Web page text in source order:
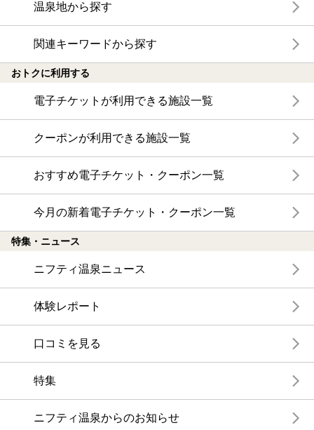
温泉地から探す
関連キーワードから探す
おトクに利用する
電子チケットが利用できる施設一覧
クーポンが利用できる施設一覧
おすすめ電子チケット・クーポン一覧
今月の新着電子チケット・クーポン一覧
特集・ニュース
ニフティ温泉ニュース
体験レポート
口コミを見る
特集
ニフティ温泉からのお知らせ